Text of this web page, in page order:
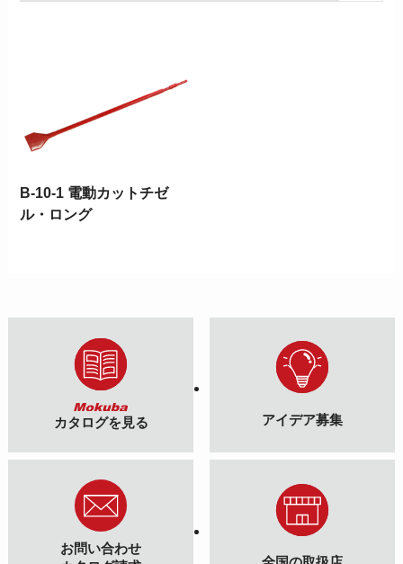
B-10-1 電動カットチゼ
ル・ロング
カタログを見る アイデア募集
お問い合わせ